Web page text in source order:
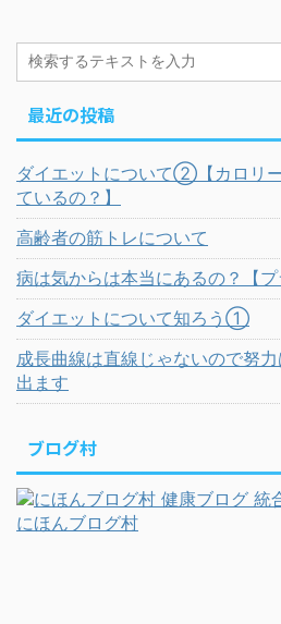
最近の投稿
ダイエットについて②【カロリ
ているの？】
高齢者の筋トレについて
病は気からは本当にあるの？【プ
ダイエットについて知ろう①
成長曲線は直線じゃないので努
出ます
ブログ村
にほんブログ村